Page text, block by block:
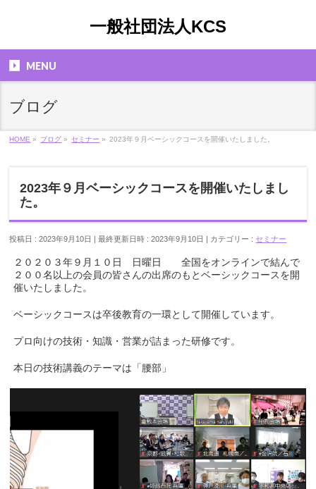
一般社団法人KCS
MENU
ブログ
HOME » ブログ » セミナー » 2023年９月ベーシックコースを開催いたしました。
2023年９月ベーシックコースを開催いたしまし
た。
投稿日 : 2023年9月10日 最終更新日時 : 2023年9月10日 カテゴリー : セミナー
２０２０３年９月１０日 日曜日 全国をオンラインで結んで
２００名以上の会員の皆さんの出席のもとベーシックコースを開
催いたしました。
ベーシックコースは卒後教育の一環として開催しています。
プロ向けの技術・知識・営業が詰まった研修です。
本日の技術講義のテーマは「腰部」